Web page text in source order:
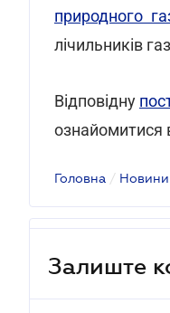
природного
лічильників
Відповідну
ознайомитися
Головна / Новини
Залиште